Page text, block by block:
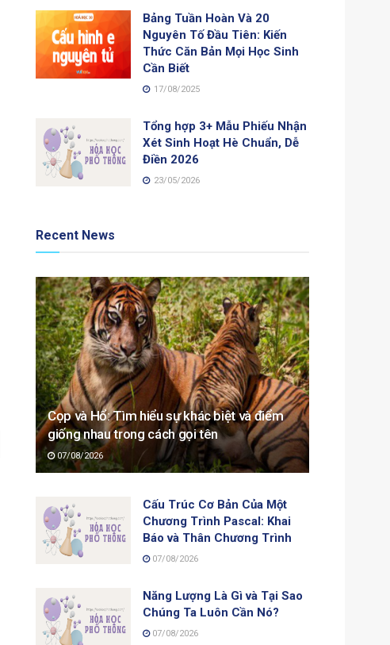
Bảng Tuần Hoàn Và 20
Nguyên Tố Đầu Tiên: Kiến
Thức Căn Bản Mọi Học Sinh
Cần Biết
17/08/2025
Tổng hợp 3+ Mẫu Phiếu Nhận
Xét Sinh Hoạt Hè Chuẩn, Dễ
Điền 2026
23/05/2026
Recent News
Cọp và Hổ: Tìm hiểu sự khác biệt và điểm
giống nhau trong cách gọi tên
07/08/2026
Cấu Trúc Cơ Bản Của Một
Chương Trình Pascal: Khai
Báo và Thân Chương Trình
07/08/2026
Năng Lượng Là Gì và Tại Sao
Chúng Ta Luôn Cần Nó?
07/08/2026